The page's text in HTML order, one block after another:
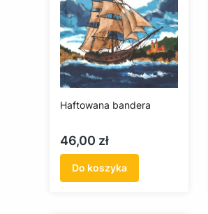
Haftowana bandera
Cena
46,00 zł
Do koszyka